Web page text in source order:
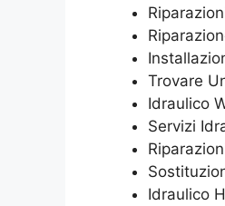
Trovare
Idraulico
Servizi
Idraulico